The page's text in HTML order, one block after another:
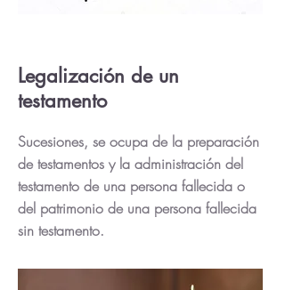
Legalización de un
testamento
Sucesiones, se ocupa de la preparación
de testamentos y la administración del
testamento de una persona fallecida o
del patrimonio de una persona fallecida
sin testamento.